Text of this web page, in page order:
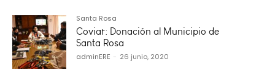
Santa Rosa
Coviar: Donación al Municipio de
Santa Rosa
adminERE - 26 junio, 2020